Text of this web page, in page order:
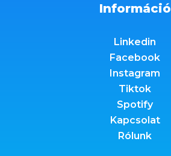
Információ
Linkedin
Facebook
Instagram
Tiktok
Spotify
Kapcsolat
Rólunk